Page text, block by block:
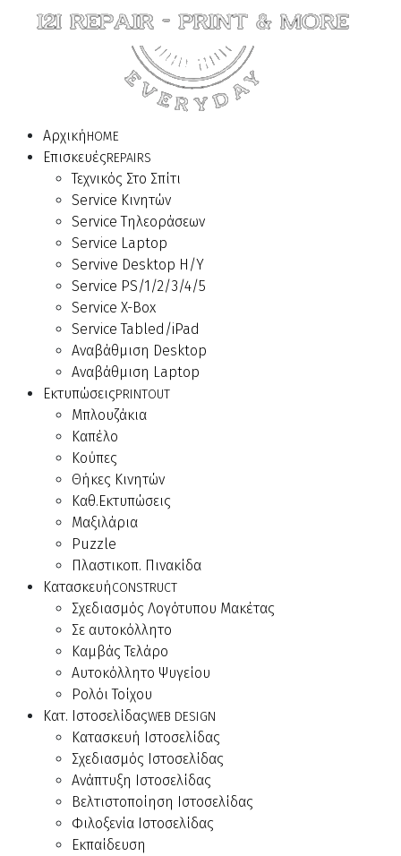
ΑρχικήHOME
ΕπισκευέςREPAIRS
Τεχνικός Στο Σπίτι
Service Κινητών
Service Τηλεοράσεων
Service Laptop
Servive Desktop Η/Υ
Service PS/1/2/3/4/5
Service X-Box
Service Tabled/iPad
Αναβάθμιση Desktop
Αναβάθμιση Laptop
ΕκτυπώσειςPRINTOUT
Μπλουζάκια
Καπέλο
Κούπες
Θήκες Κινητών
Καθ.Εκτυπώσεις
Μαξιλάρια
Puzzle
Πλαστικοπ. Πινακίδα
ΚατασκευήCONSTRUCT
Σχεδιασμός Λογότυπου Μακέτας
Σε αυτοκόλλητο
Καμβάς Τελάρο
Αυτοκόλλητο Ψυγείου
Ρολόι Τοίχου
Κατ. ΙστοσελίδαςWEB DESIGN
Κατασκευή Ιστοσελίδας
Σχεδιασμός Ιστοσελίδας
Ανάπτυξη Ιστοσελίδας
Βελτιστοποίηση Ιστοσελίδας
Φιλοξενία Ιστοσελίδας
Εκπαίδευση